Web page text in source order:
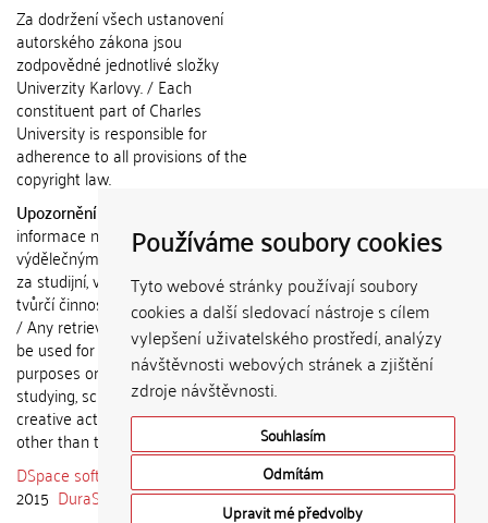
Používáme soubory cookies
Tyto webové stránky používají soubory
cookies a další sledovací nástroje s cílem
vylepšení uživatelského prostředí, analýzy
návštěvnosti webových stránek a zjištění
zdroje návštěvnosti.
Souhlasím
Odmítám
Upravit mé předvolby
Za dodržení všech ustanovení
autorského zákona jsou
zodpovědné jednotlivé složky
Univerzity Karlovy. / Each
constituent part of Charles
University is responsible for
adherence to all provisions of the
copyright law.
Upozornění / Notice:
informace nemohou být použity k
výdělečným účelům nebo vydávány
za studijní, vědeckou nebo jinou
tvůrčí činnost jiné osoby než autora.
/ Any retrieved information shall not
be used for any commercial
purposes or claimed as results of
studying, scientific or any other
creative activities of any person
other than the author.
DSpace software
copyright © 2002-
2015 DuraSpace